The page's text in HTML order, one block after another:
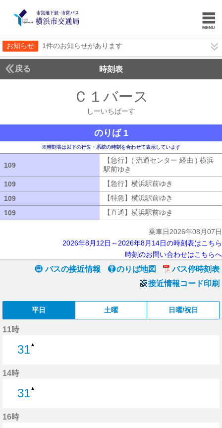
お知らせ 1件のお知らせがあります
戻る 時刻表
Ｃ１バース
しーいちばーす
のりば 1
※時刻表は以下の行先・系統の時刻を合わせて表示しています
109
【急行】( 流通センター 経由 ) 横浜
駅前ゆき
109
【急行】横浜駅前ゆき
109
【特急】横浜駅前ゆき
109
【直通】横浜駅前ゆき
乗車日2026年08月07日
2026年8月12日～2026年8月14日の時刻表はこちら
時刻のお問い合わせはこちらへ
バスの接近情報 のりば地図
バス停時刻表
接近情報コード印刷
平日 土曜 日曜/祝日
11時
31▲
14時
31▲
16時